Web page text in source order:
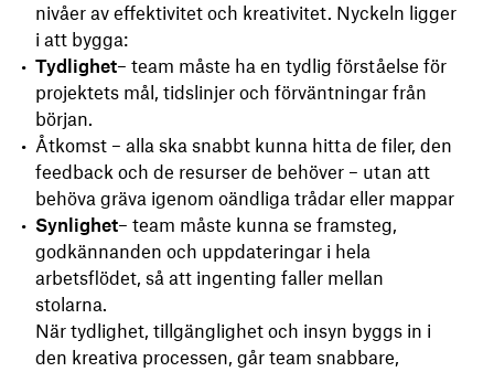
nivåer av effektivitet och kreativitet. Nyckeln ligger
i att bygga:
Tydlighet– team måste ha en tydlig förståelse för
projektets mål, tidslinjer och förväntningar från
början.
Åtkomst – alla ska snabbt kunna hitta de filer, den
feedback och de resurser de behöver – utan att
behöva gräva igenom oändliga trådar eller mappar
Synlighet– team måste kunna se framsteg,
godkännanden och uppdateringar i hela
arbetsflödet, så att ingenting faller mellan
stolarna.
När tydlighet, tillgänglighet och insyn byggs in i
den kreativa processen, går team snabbare,